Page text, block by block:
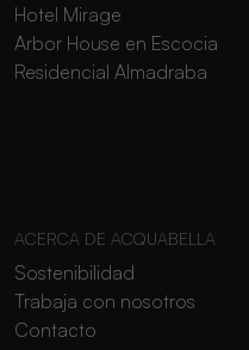
Hotel Mirage
Arbor House en Escocia
Residencial Almadraba
ACERCA DE ACQUABELLA
Sostenibilidad
Trabaja con nosotros
Contacto